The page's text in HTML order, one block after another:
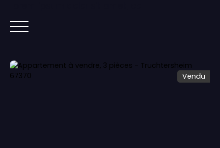
ACCUEIL ACHETER
IMMOBILIER NEUF
Vendu